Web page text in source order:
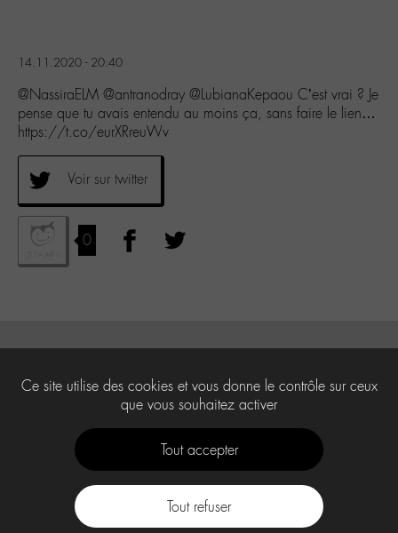
14.11.2020 - 20:40
@NassiraELM @antranodray @LubianaKepaou C’est vrai ? Je
pense que tu avais entendu au moins ça, sans faire le lien…
https://t.co/eurXRreuWv
Voir sur twitter
0
Ce site utilise des cookies et vous donne le contrôle sur ceux
que vous souhaitez activer
Tout accepter
Tout refuser